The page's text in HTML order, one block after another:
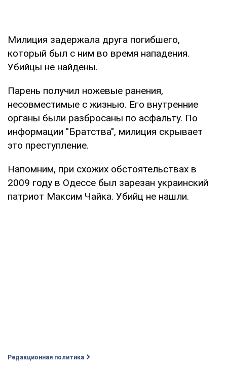
Милиция задержала друга погибшего,
который был с ним во время нападения.
Убийцы не найдены.
Парень получил ножевые ранения,
несовместимые с жизнью. Его внутренние
органы были разбросаны по асфальту. По
информации "Братства", милиция скрывает
это преступление.
Напомним, при схожих обстоятельствах в
2009 году в Одессе был зарезан украинский
патриот Максим Чайка. Убийц не нашли.
Редакционная политика